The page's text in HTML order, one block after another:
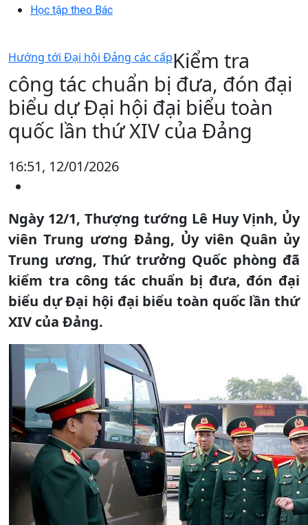
Học tập theo Bác
Hướng tới Đại hội Đảng các cấpKiểm tra
công tác chuẩn bị đưa, đón đại
biểu dự Đại hội đại biểu toàn
quốc lần thứ XIV của Đảng
16:51, 12/01/2026
Ngày 12/1, Thượng tướng Lê Huy Vịnh, Ủy
viên Trung ương Đảng, Ủy viên Quân ủy
Trung ương, Thứ trưởng Quốc phòng đã
kiểm tra công tác chuẩn bị đưa, đón đại
biểu dự Đại hội đại biểu toàn quốc lần thứ
XIV của Đảng.